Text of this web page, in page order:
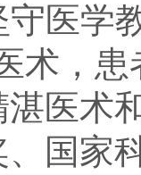
守医学
术，
医术
国家